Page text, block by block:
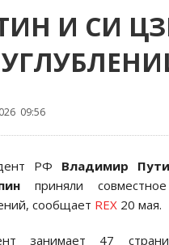
И СИ
09:56
РФ Владимир
приняли
сообщает REX 20 мая.
занимает 47